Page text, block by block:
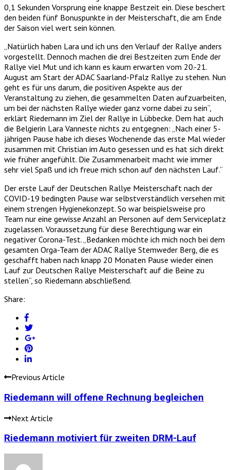
0,1 Sekunden Vorsprung eine knappe Bestzeit ein. Diese beschert
den beiden fünf Bonuspunkte in der Meisterschaft, die am Ende
der Saison viel wert sein können.
„Natürlich haben Lara und ich uns den Verlauf der Rallye anders
vorgestellt. Dennoch machen die drei Bestzeiten zum Ende der
Rallye viel Mut und ich kann es kaum erwarten vom 20.-21.
August am Start der ADAC Saarland-Pfalz Rallye zu stehen. Nun
geht es für uns darum, die positiven Aspekte aus der
Veranstaltung zu ziehen, die gesammelten Daten aufzuarbeiten,
um bei der nächsten Rallye wieder ganz vorne dabei zu sein“,
erklärt Riedemann im Ziel der Rallye in Lübbecke. Dem hat auch
die Belgierin Lara Vanneste nichts zu entgegnen: „Nach einer 5-
jährigen Pause habe ich dieses Wochenende das erste Mal wieder
zusammen mit Christian im Auto gesessen und es hat sich direkt
wie früher angefühlt. Die Zusammenarbeit macht wie immer
sehr viel Spaß und ich freue mich schon auf den nächsten Lauf.“
Der erste Lauf der Deutschen Rallye Meisterschaft nach der
COVID-19 bedingten Pause war selbstverständlich versehen mit
einem strengen Hygienekonzept. So war beispielsweise pro
Team nur eine gewisse Anzahl an Personen auf dem Serviceplatz
zugelassen. Voraussetzung für diese Berechtigung war ein
negativer Corona-Test. „Bedanken möchte ich mich noch bei dem
gesamten Orga-Team der ADAC Rallye Stemweder Berg, die es
geschafft haben nach knapp 20 Monaten Pause wieder einen
Lauf zur Deutschen Rallye Meisterschaft auf die Beine zu
stellen“, so Riedemann abschließend.
Share:
Previous Article
Riedemann will offene Rechnung begleichen
Next Article
Riedemann motiviert für zweiten DRM-Lauf